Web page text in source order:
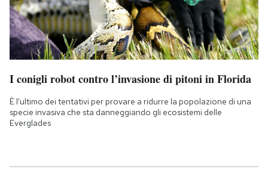
I conigli robot contro l’invasione di pitoni in Florida
È l'ultimo dei tentativi per provare a ridurre la popolazione di una
specie invasiva che sta danneggiando gli ecosistemi delle
Everglades